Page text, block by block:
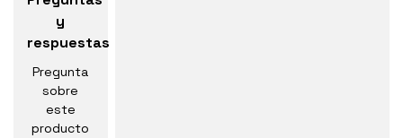
y
respuestas
Pregunta
sobre
este
producto